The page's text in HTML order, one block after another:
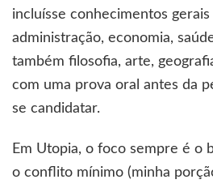
incluísse conhecimentos gerais
administração, economia,
também filosofia, arte,
com uma prova oral antes da
se candidatar.
Em Utopia, o foco sempre é o
o conflito mínimo (minha